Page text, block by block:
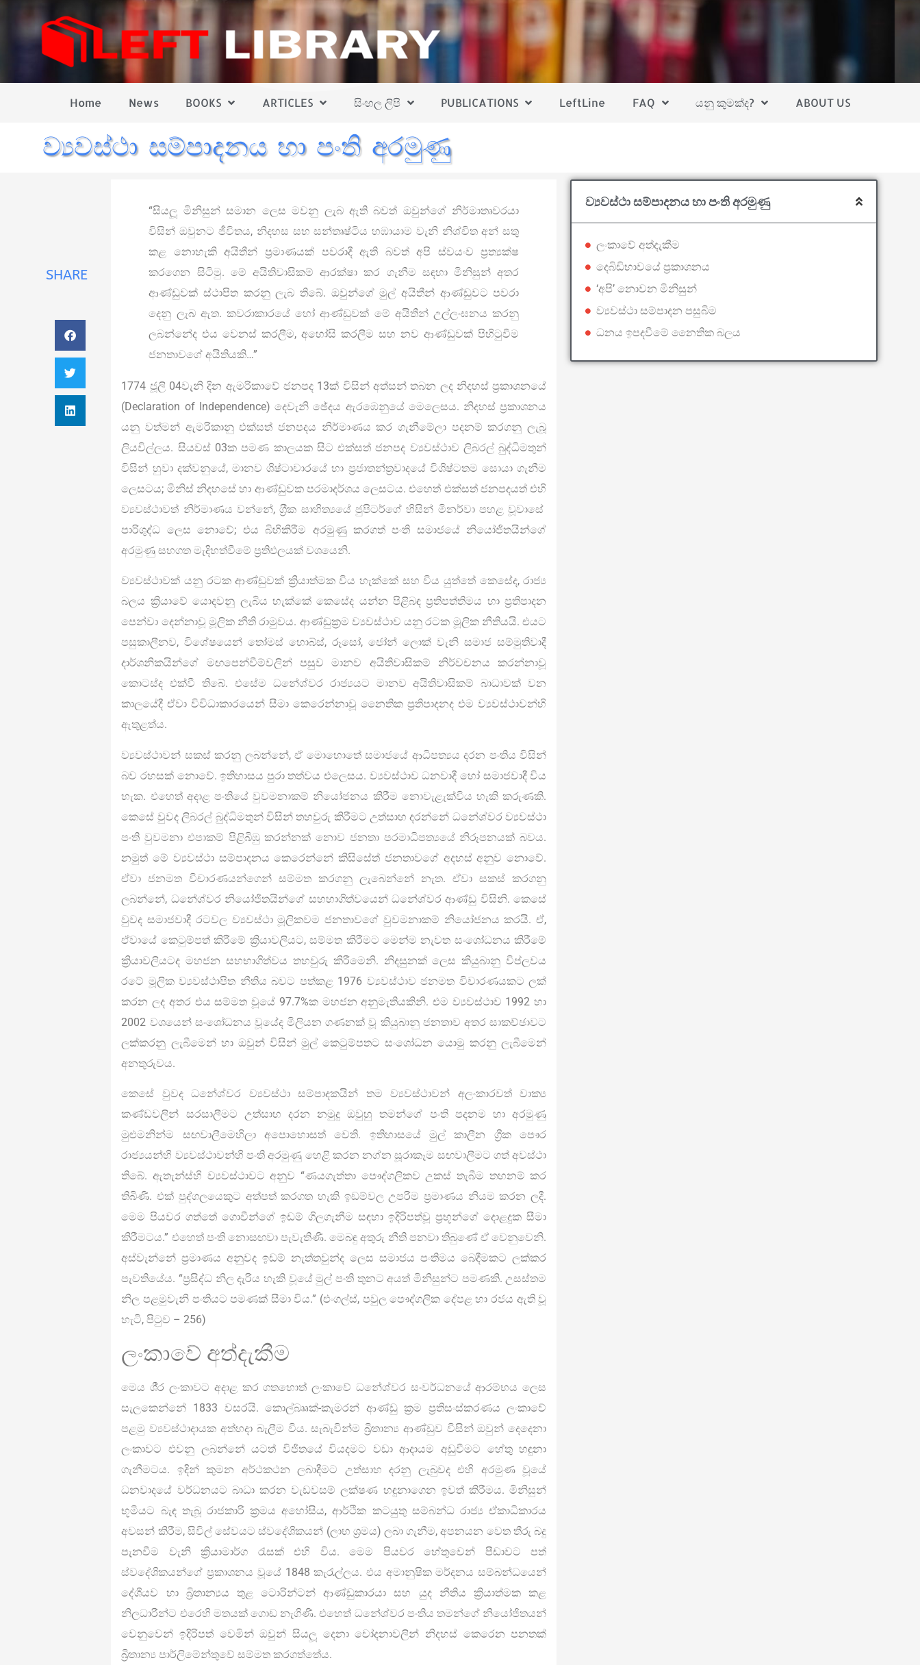
Home News BOOKS ARTICLES සිංහල ලිපි PUBLICATIONS LeftLine FAQ යනු කුමක්ද? ABOUT US
ව්‍යවස්ථා සම්පාදනය හා පංති අරමුණු
SHARE
“සියලූ මිනිසුන් සමාන ලෙස මවනු ලැබ ඇති බවත් ඔවුන්ගේ නිර්මාතෘවරයා
විසින් ඔවුනට ජීවිතය, නිදහස සහ සන්තෘෂ්ටිය හඹායාම වැනි නිශ්චිත අන් සතු
කළ නොහැකි අයිතීන් ප්‍රමාණයක් පවරාදී ඇති බවත් අපි ස්වයංව ප්‍රත්‍යක්ෂ
කරගෙන සිටිමු. මේ අයිතිවාසිකම් ආරක්ෂා කර ගැනීම සඳහා මිනිසුන් අතර
ආණ්ඩුවක් ස්ථාපිත කරනු ලැබ තිබේ. ඔවුන්ගේ මුල් අයිතීන් ආණ්ඩුවට පවරා
දෙනු ලැබ ඇත. කවරාකාරයේ හෝ ආණ්ඩුවක් මේ අයිතීන් උල්ලංඝනය කරනු
ලබන්නේද එය වෙනස් කරලීම, අහෝසි කරලීම සහ නව ආණ්ඩුවක් පිහිටුවීම
ජනතාවගේ අයිතියකි…”
1774 ජූලි 04වැනි දින ඇමරිකාවේ ජනපද 13ක් විසින් අත්සන් තබන ලද නිදහස් ප්‍රකාශනයේ
(Declaration of Independence) දෙවැනි ඡේදය ඇරඹෙනුයේ මෙලෙසය. නිදහස් ප්‍රකාශනය
යනු වත්මන් ඇමරිකානු එක්සත් ජනපදය නිර්මාණය කර ගැනීමේලා පදනම් කරගනු ලැබූ
ලියවිල්ලය. සියවස් 03ක පමණ කාලයක සිට එක්සත් ජනපද ව්‍යවස්ථාව ලිබරල් බුද්ධිමතුන්
විසින් හුවා දක්වනුයේ, මානව ශිෂ්ටාචාරයේ හා ප්‍රජාතන්ත්‍රවාදයේ විශිෂ්ටතම සොයා ගැනීම
ලෙසටය; මිනිස් නිදහසේ හා ආණ්ඩුවක පරමාදර්ශය ලෙසටය. එහෙත් එක්සත් ජනපදයත් එහි
ව්‍යවස්ථාවත් නිර්මාණය වන්නේ, ග‍්‍රීක සාහිත්‍යයේ ජුපිටර්ගේ හිසින් මිනර්වා පහළ වූවාසේ
පාරිශුද්ධ ලෙස නොවේ; එය බිහිකිරීම අරමුණු කරගත් පංති සමාජයේ නියෝජිතයින්ගේ
අරමුණු සහගත මැදිහත්වීමේ ප්‍රතිඵලයක් වශයෙනි.
ව්‍යවස්ථාවක් යනු රටක ආණ්ඩුවක් ක්‍රියාත්මක විය හැක්කේ සහ විය යුත්තේ කෙසේද, රාජ්‍ය
බලය ක්‍රියාවේ යොදවනු ලැබිය හැක්කේ කෙසේද යන්න පිළිබඳ ප්‍රතිපත්තිමය හා ප්‍රතිපාදන
පෙන්වා දෙන්නාවූ මූලික නීති රාමුවය. ආණ්ඩුක්‍රම ව්‍යවස්ථාව යනු රටක මූලික නීතියයි. එයට
පසුකාලීනව, විශේෂයෙන් තෝමස් හොබ්ස්, රූසෝ, ජෝන් ලොක් වැනි සමාජ සම්මුතිවාදී
දාර්ශනිකයින්ගේ මඟපෙන්වීම්වලින් පසුව මානව අයිතිවාසිකම් නිර්වචනය කරන්නාවූ
කොටස්ද එක්වී තිබේ. එසේම ධනේශ්වර රාජ්‍යයට මානව අයිතිවාසිකම් බාධාවක් වන
කාලයේදී ඒවා විවිධාකාරයෙන් සීමා කෙරෙන්නාවූ නෛතික ප්‍රතිපාදනද එම ව්‍යවස්ථාවන්හි
ඇතුළත්ය.
ව්‍යවස්ථාවන් සකස් කරනු ලබන්නේ, ඒ මොහොතේ සමාජයේ ආධිපත්‍යය දරන පංතිය විසින්
බව රහසක් නොවේ. ඉතිහාසය පුරා තත්වය එලෙසය. ව්‍යවස්ථාව ධනවාදී හෝ සමාජවාදී විය
හැක. එහෙත් අදාළ පංතියේ වුවමනාකම් නියෝජනය කිරීම නොවැළැක්විය හැකි කරුණකි.
කෙසේ වුවද ලිබරල් බුද්ධිමතුන් විසින් තහවුරු කිරීමට උත්සාහ දරන්නේ ධනේශ්වර ව්‍යවස්ථා
පංති වුවමනා එපාකම් පිළිබිඹු කරන්නක් නොව ජනතා පරමාධිපත්‍යයේ නිරූපනයක් බවය.
නමුත් මේ ව්‍යවස්ථා සම්පාදනය කෙරෙන්නේ කිසිසේත් ජනතාවගේ අදහස් අනුව නොවේ.
ඒවා ජනමත විචාරණයන්ගෙන් සම්මත කරගනු ලැබෙන්නේ නැත. ඒවා සකස් කරගනු
ලබන්නේ, ධනේශ්වර නියෝජිතයින්ගේ සහභාගිත්වයෙන් ධනේශ්වර ආණ්ඩු විසිනි. කෙසේ
වුවද සමාජවාදී රටවල ව්‍යවස්ථා මූලිකවම ජනතාවගේ වුවමනාකම් නියෝජනය කරයි. ඒ,
ඒවායේ කෙටුම්පත් කිරීමේ ක්‍රියාවලියට, සම්මත කිරීමට මෙන්ම නැවත සංශෝධනය කිරීමේ
ක්‍රියාවලියටද මහජන සහභාගිත්වය තහවුරු කිරීමෙනි. නිදසුනක් ලෙස කියුබානු විප්ලවය
රටේ මූලික ව්‍යවස්ථාපිත නීතිය බවට පත්කළ 1976 ව්‍යවස්ථාව ජනමත විචාරණයකට ලක්
කරන ලද අතර එය සම්මත වූයේ 97.7%ක මහජන අනුමැතියකිනි. එම ව්‍යවස්ථාව 1992 හා
2002 වශයෙන් සංශෝධනය වූයේද මිලියන ගණනක් වූ කියුබානු ජනතාව අතර සාකච්ඡාවට
ලක්කරනු ලැබීමෙන් හා ඔවුන් විසින් මුල් කෙටුම්පතට සංශෝධන යොමු කරනු ලැබීමෙන්
අනතුරුවය.
කෙසේ වුවද ධනේශ්වර ව්‍යවස්ථා සම්පාදකයින් තම ව්‍යවස්ථාවන් අලංකාරවත් වාක්‍ය
කණ්ඩවලින් සරසාලීමට උත්සාහ දරන නමුදු ඔවුහු තමන්ගේ පංති පදනම හා අරමුණු
මුළුමනින්ම සඟවාලීමෙහිලා අපොහොසත් වෙති. ඉතිහාසයේ මුල් කාලීන ග්‍රීක පෞර
රාජ්‍යයන්හි ව්‍යවස්ථාවන්හි පංති අරමුණු හෙළි කරන නග්න සූරාකෑම සඟවාලීමට ගත් අවස්ථා
තිබේ. ඇතැන්ස්හි ව්‍යවස්ථාවට අනුව “ණයගැත්තා පෞද්ගලිකව උකස් තැබීම තහනම් කර
තිබිණි. එක් පුද්ගලයෙකුට අත්පත් කරගත හැකි ඉඩම්වල උපරිම ප්‍රමාණය නියම කරන ලදී.
මෙම පියවර ගත්තේ ගොවීන්ගේ ඉඩම් ගිලගැනීම සඳහා ඉදිරිපත්වූ ප්‍රභූන්ගේ දොළදුක සීමා
කිරීමටය.” එහෙත් පංති නොසඟවා පැවැතිණි. මෙබඳු අතුරු නීති පනවා තිබුණේ ඒ වෙනුවෙනි.
අස්වැන්නේ ප්‍රමාණය අනුවද ඉඩම් නැත්තවුන්ද ලෙස සමාජය පංතිමය බෙදීමකට ලක්කර
පැවතියේය. “ප්‍රසිද්ධ නිල දැරිය හැකි වූයේ මුල් පංති තුනට අයත් මිනිසුන්ට පමණකි. උසස්තම
නිල පළමුවැනි පංතියට පමණක් සීමා විය.” (එංගල්ස්, පවුල පෞද්ගලික දේපළ හා රජය ඇති වූ
හැටි, පිටුව – 256)
ලංකාවේ අත්දැකීම
මෙය ශී‍්‍ර ලංකාවට අදාළ කර ගතහොත් ලංකාවේ ධනේශ්වර සංවර්ධනයේ ආරම්භය ලෙස
සැලකෙන්නේ 1833 වසරයි. කොල්බෲක්-කැමරන් ආණ්ඩු ක්‍රම ප්‍රතිසංස්කරණය ලංකාවේ
පළමු ව්‍යවස්ථාදායක අත්හදා බැලීම විය. සැබැවින්ම බ්‍රිතාන්‍ය ආණ්ඩුව විසින් ඔවුන් දෙදෙනා
ලංකාවට එවනු ලබන්නේ යටත් විජිතයේ වියදමට වඩා ආදායම අඩුවීමට හේතු හඳුනා
ගැනීමටය. ඉදින් කුමන අර්ථකථන ලබාදීමට උත්සාහ දරනු ලැබුවද එහි අරමුණ වූයේ
ධනවාදයේ වර්ධනයට බාධා කරන වැඩවසම් ලක්ෂණ හඳුනාගෙන ඉවත් කිරීමය. මිනිසුන්
භූමියට බැඳ තැබූ රාජකාරි ක්‍රමය අහෝසිය, ආර්ථික කටයුතු සම්බන්ධ රාජ්‍ය ඒකාධිකාරය
අවසන් කිරීම, සිවිල් සේවයට ස්වදේශිකයන් (ලාභ ශ්‍රමය) ලබා ගැනීම, අපනයන වෙත තීරු බදු
පැනවීම වැනි ක්‍රියාමාර්ග රැසක් එහි විය. මෙම පියවර හේතුවෙන් පීඩාවට පත්
ස්වදේශිකයන්ගේ ප්‍රකාශනය වූයේ 1848 කැරැල්ලය. එය අමානුෂික මර්දනය සම්බන්ධයෙන්
දේශීයව හා බ්‍රිතාන්‍යය තුළ ටොරින්ටන් ආණ්ඩුකාරයා සහ යුද නීතිය ක්‍රියාත්මක කළ
නිලධාරීන්ට එරෙහි මතයක් ගොඩ නැගිණි. එහෙත් ධනේශ්වර පංතිය තමන්ගේ නියෝජිතයන්
වෙනුවෙන් ඉදිරිපත් වෙමින් ඔවුන් සියලූ දෙනා චෝදනාවලින් නිදහස් කෙරෙන පනතක්
බ්‍රිතාන්‍ය පාර්ලිමේන්තුවේ සම්මත කරගත්තේය.
ව්‍යවස්ථා සම්පාදනය හා පංති අරමුණු
ලංකාවේ අත්දැකීම
දෙබිඩිභාවයේ ප්‍රකාශනය
‘අපි’ නොවන මිනිසුන්
ව්‍යවස්ථා සම්පාදන පසුබිම
ධනය ඉපදවීමේ නෛතික බලය